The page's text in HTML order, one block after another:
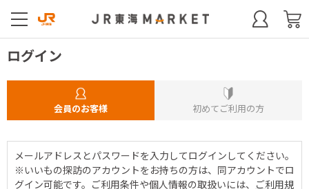
ログイン
会員のお客様 初めてご利用の方
メールアドレスとパスワードを入力してログインしてください。
※いいもの探訪のアカウントをお持ちの方は、同アカウントでロ
グイン可能です。 ご利用条件や個人情報の取扱いには、 ご利用規